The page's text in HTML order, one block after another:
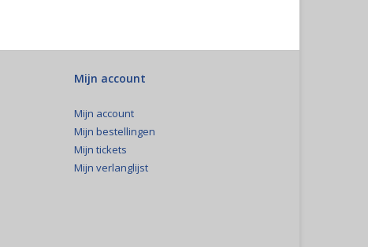
Mijn account
Mijn account
Mijn bestellingen
Mijn tickets
Mijn verlanglijst